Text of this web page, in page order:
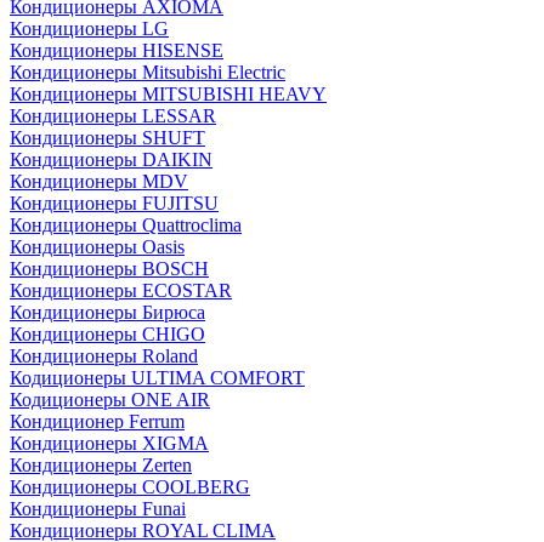
Кондиционеры AXIOMA
Кондиционеры LG
Кондиционеры HISENSE
Кондиционеры Mitsubishi Electric
Кондиционеры MITSUBISHI HEAVY
Кондиционеры LESSAR
Кондиционеры SHUFT
Кондиционеры DAIKIN
Кондиционеры MDV
Кондиционеры FUJITSU
Кондиционеры Quattroclima
Кондиционеры Oasis
Кондиционеры BOSCH
Кондиционеры ECOSTAR
Кондиционеры Бирюса
Кондиционеры CHIGO
Кондиционеры Roland
Кодиционеры ULTIMA COMFORT
Кодиционеры ONE AIR
Кондиционер Ferrum
Кондиционеры XIGMA
Кондиционеры Zerten
Кондиционеры СOOLBERG
Кондиционеры Funai
Кондиционеры ROYAL CLIMA